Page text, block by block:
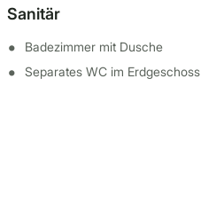
Sanitär
Badezimmer mit Dusche
Separates WC im Erdgeschoss